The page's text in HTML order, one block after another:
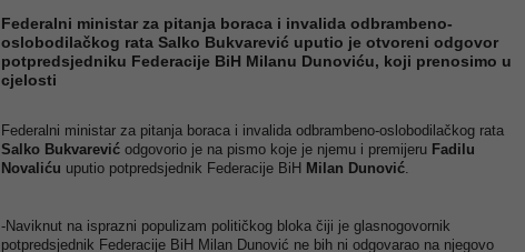
Federalni ministar za pitanja boraca i invalida odbrambeno-
oslobodilačkog rata Salko Bukvarević uputio je otvoreni odgovor
potpredsjedniku Federacije BiH Milanu Dunoviću, koji prenosimo u
cjelosti
Federalni ministar za pitanja boraca i invalida odbrambeno-oslobodilačkog rata
Salko Bukvarević odgovorio je na pismo koje je njemu i premijeru Fadilu
Novaliću uputio potpredsjednik Federacije BiH Milan Dunović.
-Naviknut na isprazni populizam političkog bloka čiji je glasnogovornik
potpredsjednik Federacije BiH Milan Dunović ne bih ni odgovarao na njegovo